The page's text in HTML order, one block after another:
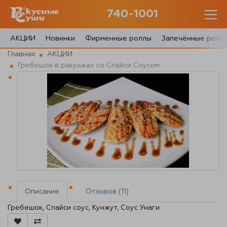
740-1001
740-1001
с 10:00 до 22:30
0 товаров
0 ₽
Главная
Акции
О доставке
Блог
АКЦИИ Новинки Фирменные роллы Запечённые
Главная
АКЦИИ
Гребешок в ракушках со Спайси Соусом
Описание Отзывов (11)
Гребешок, Спайси соус, Кунжут, Соус Унаги.